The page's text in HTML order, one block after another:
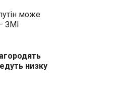
може
ЗМІ
низку